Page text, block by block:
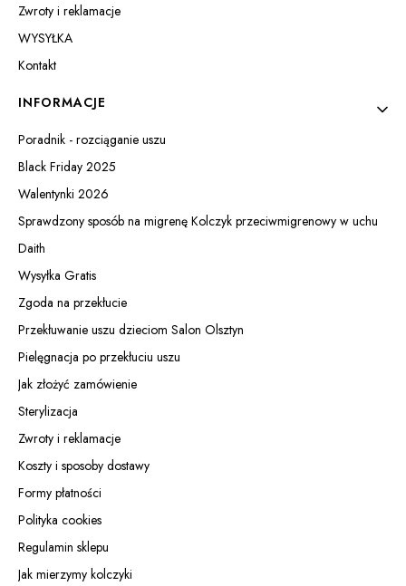
Zwroty i reklamacje
WYSYŁKA
Kontakt
INFORMACJE
Poradnik - rozciąganie uszu
Black Friday 2025
Walentynki 2026
Sprawdzony sposób na migrenę Kolczyk przeciwmigrenowy w uchu
Daith
Wysyłka Gratis
Zgoda na przekłucie
Przekłuwanie uszu dzieciom Salon Olsztyn
Pielęgnacja po przekłuciu uszu
Jak złożyć zamówienie
Sterylizacja
Zwroty i reklamacje
Koszty i sposoby dostawy
Formy płatności
Polityka cookies
Regulamin sklepu
Jak mierzymy kolczyki